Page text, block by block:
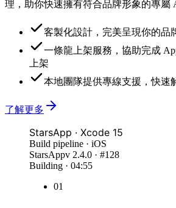
理，助你快速擁有符合品牌形象的專屬
客製化設計，完美呈現你的品
一條龍上架服務，協助完成
上架
本地團隊提供專線支援，快速
了解更多
StarsApp · Xcode 15
Build pipeline · iOS
StarsAppv 2.4.0 · #128
Building · 04:55
01